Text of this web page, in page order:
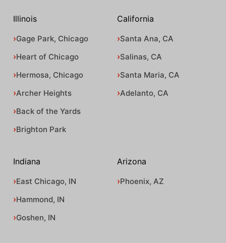
Illinois
Gage Park, Chicago
Heart of Chicago
Hermosa, Chicago
Archer Heights
Back of the Yards
Brighton Park
California
Santa Ana, CA
Salinas, CA
Santa Maria, CA
Adelanto, CA
Indiana
East Chicago, IN
Hammond, IN
Goshen, IN
Arizona
Phoenix, AZ